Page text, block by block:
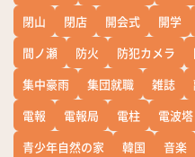
閉山
閉店 開会式 開学
間ノ瀬
防火 防犯カメラ
集中豪雨
集団就職 雑誌
電報
電報局 電柱 電波塔
青少年自然の家
韓国 音楽